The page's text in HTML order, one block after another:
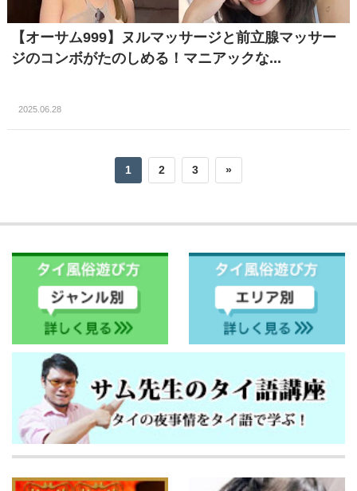
【オーサム999】ヌルマッサージと前立腺マッサー
ジのコンボがたのしめる！マニアックな...
2025.06.28
1 2 3 »